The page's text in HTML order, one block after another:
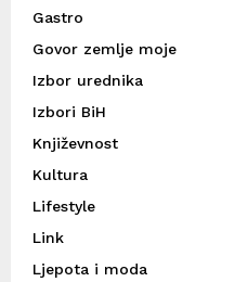
Gastro
Govor zemlje moje
Izbor urednika
Izbori BiH
Književnost
Kultura
Lifestyle
Link
Ljepota i moda